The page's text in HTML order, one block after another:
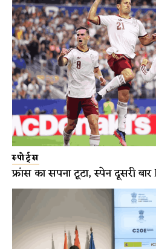
स्पोर्ट्स
फ्रांस का सपना टूटा, स्पेन दूसरी